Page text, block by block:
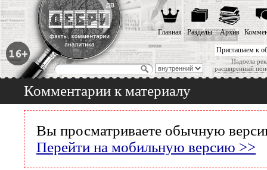
Приглашаем к
Надоела
расширенный
Главная Разделы Архив
Комментарии к материалу
Вы просматриваете обычную
Перейти на мобильную версию >>